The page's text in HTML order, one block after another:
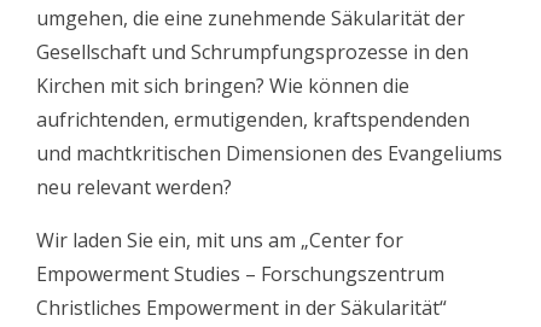
umgehen, die eine zunehmende Säkularität der
Gesellschaft und Schrumpfungsprozesse in den
Kirchen mit sich bringen? Wie können die
aufrichtenden, ermutigenden, kraftspendenden
und machtkritischen Dimensionen des Evangeliums
neu relevant werden?
Wir laden Sie ein, mit uns am „Center for
Empowerment Studies – Forschungszentrum
Christliches Empowerment in der Säkularität“